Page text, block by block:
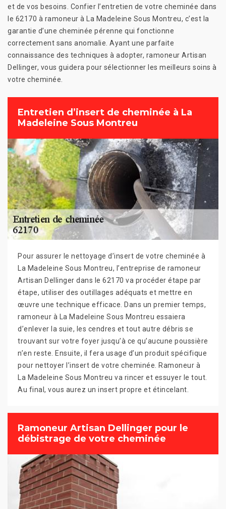
et de vos besoins. Confier l’entretien de votre cheminée dans
le 62170 à ramoneur à La Madeleine Sous Montreu, c’est la
garantie d’une cheminée pérenne qui fonctionne
correctement sans anomalie. Ayant une parfaite
connaissance des techniques à adopter, ramoneur Artisan
Dellinger, vous guidera pour sélectionner les meilleurs soins à
votre cheminée.
Entretien d’insert de cheminée à La
Madeleine Sous Montreu
Pour assurer le nettoyage d’insert de votre cheminée à
La Madeleine Sous Montreu, l’entreprise de ramoneur
Artisan Dellinger dans le 62170 va procéder étape par
étape, utiliser des outillages adéquats et mettre en
œuvre une technique efficace. Dans un premier temps,
ramoneur à La Madeleine Sous Montreu essaiera
d’enlever la suie, les cendres et tout autre débris se
trouvant sur votre foyer jusqu’à ce qu’aucune poussière
n’en reste. Ensuite, il fera usage d’un produit spécifique
pour nettoyer l’insert de votre cheminée. Ramoneur à
La Madeleine Sous Montreu va rincer et essuyer le tout.
Au final, vous aurez un insert propre et étincelant.
Ramoneur Artisan Dellinger pour le
débistrage de votre cheminée